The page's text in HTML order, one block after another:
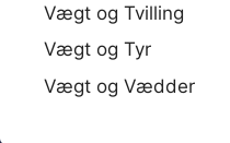
Vægt og Tvilling
Vægt og Tyr
Vægt og Vædder